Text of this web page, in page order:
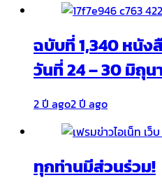
ฉบับที่ 1,340 หนั
วันที่ 24 – 30 มิถุน
2 ปี ago2 ปี ago
ทุกท่านมีส่วนร่วม!